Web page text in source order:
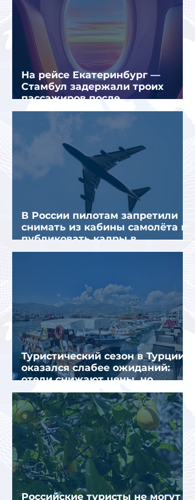
На рейсе Екатеринбург —
Стамбул задержали троих
пассажиров после
предполагаемой серии краж
В России пилотам запретили
снимать из кабины самолёта и
публиковать кадры в
интернете
Туристический сезон в Турции
оказался слабее ожиданий:
отели снижают цены, но
загрузка остается низкой
Российские туристы не могут